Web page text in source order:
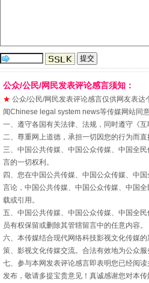
站台名比不上好声名
漫山遍野的桃花与雪山、麦地、白
公众/公民/网民发表评论感言须知：
★ 公众/公民/网民发表评论感言仅供网友表
闻Chinese legal system news等传媒网站同
一、遵守各国有关法律、法规，同时遵守《互
二、尊重网上道德，承担一切因您的行为而直
三、中国公共传媒、中国公众传媒、中国全
言的一切权利。
四、您在中国公共传媒、中国公众传媒、中
言论，中国公共传媒、中国公众传媒、中国
载或引用。
五、中国公共传媒、中国公众传媒、中国全
员有权保留或删除其管辖留言中的任意内容。
六、本传媒结合现代网络科技影视文化传媒
策、影视文化传媒交流。合法有效地为公众服
七、参与本网发表评论感言即表明您已经阅
发布，敬请多提宝贵意见！真诚感谢您对本